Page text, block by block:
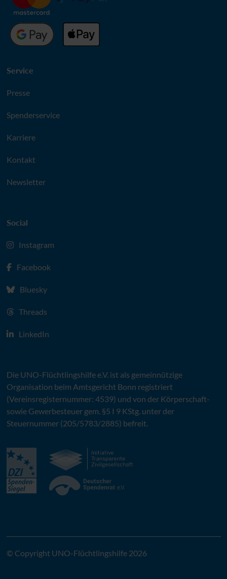
Service
Presse
Spenderservice
Karriere
Kontakt
Newsletter
Social
Instagram
Facebook
Bluesky
Threads
LinkedIn
Die UNO-Flüchtlingshilfe e.V.ist als gemeinnützige
Organisation beim Amtsgericht Bonn registriert
(Vereinsregisternummer: 4539) und von der Körperschaft-
sowie Gewerbesteuer gem. §5 I 9 KStg. unter der
Steuernummer (205/5783/2885) befreit.
© Copyright UNO-Flüchtlingshilfe 2026